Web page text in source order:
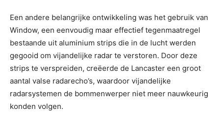
Een andere belangrijke ontwikkeling was het gebruik van
Window, een eenvoudig maar effectief tegenmaatregel
bestaande uit aluminium strips die in de lucht werden
gegooid om vijandelijke radar te verstoren. Door deze
strips te verspreiden, creëerde de Lancaster een groot
aantal valse radarecho’s, waardoor vijandelijke
radarsystemen de bommenwerper niet meer nauwkeurig
konden volgen.